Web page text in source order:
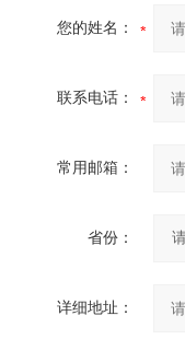
您的姓名：
联系电话：
常用邮箱：
省份：
详细地址：